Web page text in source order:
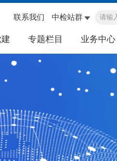
中检站群
联系我们
专题栏目 业务中心